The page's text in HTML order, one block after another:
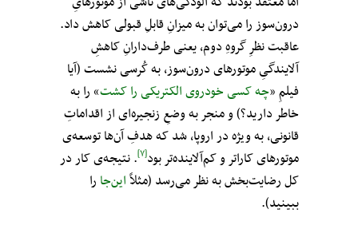
درون‌سوز را می‌توان به میزانِ قابلِ قبولی کاهش داد.
عاقبت نظرِ گروهِ دوم، یعنی طرف‌دارانِ کاهشِ
آلایندگیِ موتورهای درون‌سوز، به کُرسی نشست (آیا
فیلمِ «چه کسی خودروی الکتریکی را کشت» را به
خاطر دارید؟) و منجر به وضعِ زنجیره‌ای از اقداماتِ
قانونی، به ویژه در اروپا، شد که هدفِ آن‌ها توسعه‌ی
موتورهای کاراتر و کم‌آلاینده‌تر بود[۷]. نتیجه‌ی کار در
کل رضایت‌بخش به نظر می‌رسد (مثلاًاین‌جا را
ببینید).